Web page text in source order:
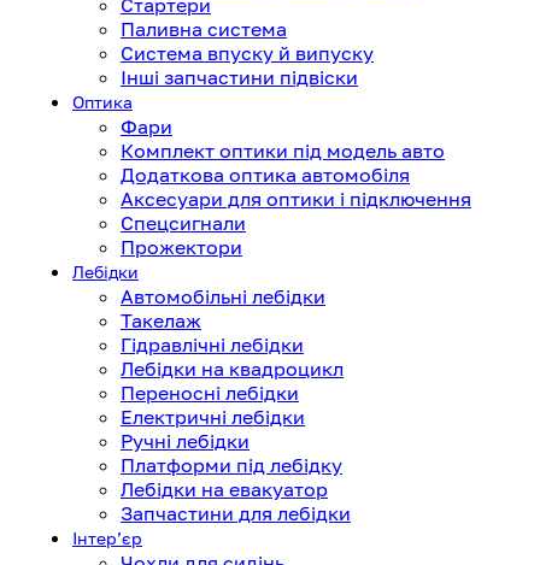
Паливна система
Система впуску й випуску
Інші запчастини підвіски
Оптика
Фари
Комплект оптики під модель авто
Додаткова оптика автомобіля
Аксесуари для оптики і підключення
Спецсигнали
Прожектори
Лебідки
Автомобільні лебідки
Такелаж
Гідравлічні лебідки
Лебідки на квадроцикл
Переносні лебідки
Електричні лебідки
Ручні лебідки
Платформи під лебідку
Лебідки на евакуатор
Запчастини для лебідки
Інтерʼєр